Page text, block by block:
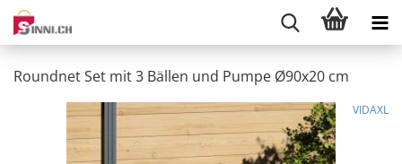
Roundnet Set mit 3 Bällen und Pumpe Ø90x20 cm
VIDAXL